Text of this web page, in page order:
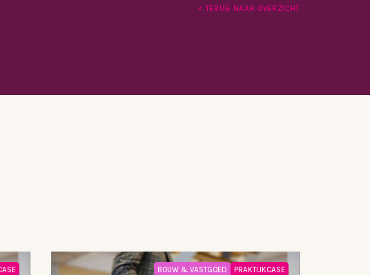
< TERUG NAAR OVERZICHT
BOUW & VASTGOED PRAKTIJKCASE